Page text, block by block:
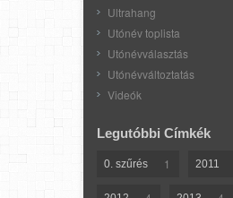
Ultrahang
Utónév toplista
Utónévválasztás
Utónévváltoztatás
Videók
Legutóbbi Címkék
0. szűrés 1 2011